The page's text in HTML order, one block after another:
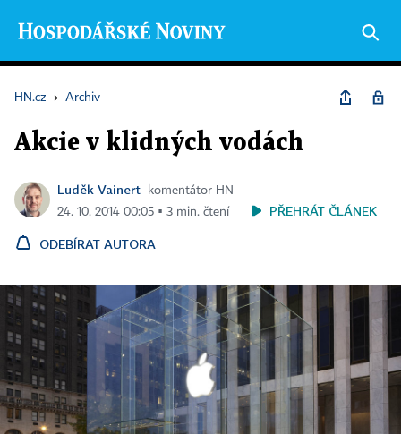
HN.cz › Archiv
Akcie v klidných vodách
Luděk Vainert
komentátor HN
24. 10. 2014 00:05 ▪ 3 min. čtení
PŘEHRÁT ČLÁNEK
ODEBÍRAT AUTORA